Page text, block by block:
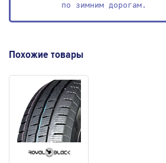
по зимним дорогам.
Похожие товары